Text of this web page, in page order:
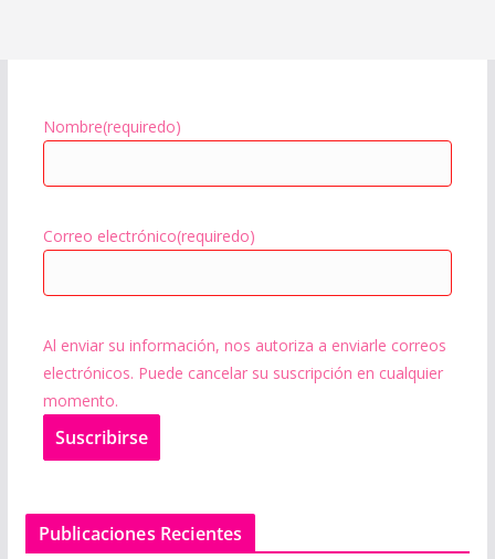
Nombre(requiredo)
Correo electrónico(requiredo)
Al enviar su información, nos autoriza a enviarle correos
electrónicos. Puede cancelar su suscripción en cualquier
momento.
Suscribirse
Publicaciones Recientes